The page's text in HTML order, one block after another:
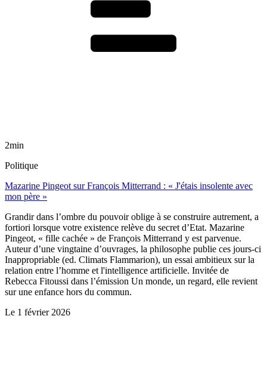
2min
Politique
Mazarine Pingeot sur François Mitterrand : « J'étais insolente avec
mon père »
Grandir dans l’ombre du pouvoir oblige à se construire autrement, a
fortiori lorsque votre existence relève du secret d’Etat. Mazarine
Pingeot, « fille cachée » de François Mitterrand y est parvenue.
Auteur d’une vingtaine d’ouvrages, la philosophe publie ces jours-ci
Inappropriable (ed. Climats Flammarion), un essai ambitieux sur la
relation entre l’homme et l'intelligence artificielle. Invitée de
Rebecca Fitoussi dans l’émission Un monde, un regard, elle revient
sur une enfance hors du commun.
Le 1 février 2026